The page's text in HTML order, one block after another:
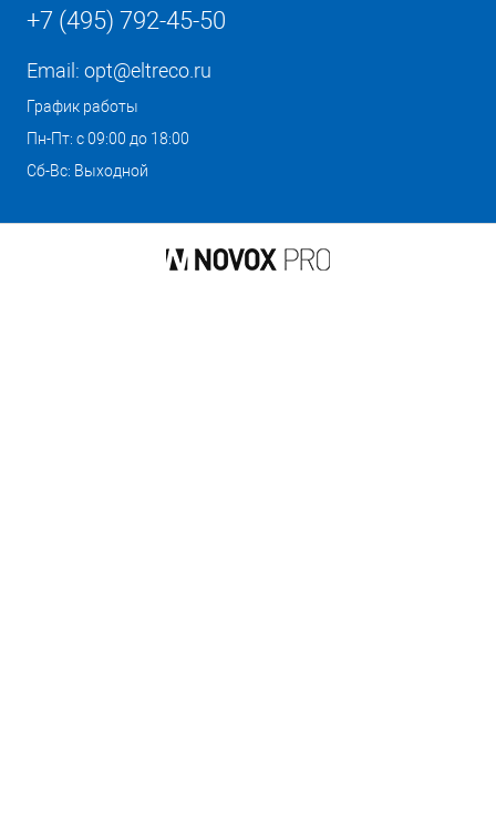
+7 (495) 792-45-50
Email: opt@eltreco.ru
График работы
Пн-Пт: с 09:00 до 18:00
Сб-Вс: Выходной